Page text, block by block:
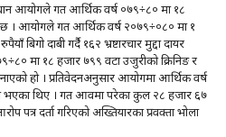
आयोगले गत आर्थिक वर्ष ०७९÷८० मा १८
छ । आयोगले गत आर्थिक वर्ष २०७९÷०८० मा १
दाबी गर्दै १६२ भ्रष्टारचार मुद्दा दायर
मा १८ हजार ७९९ वटा उजुरीको क्रिनिङ र
हो । प्रतिवेदनअनुसार आयोगमा आर्थिक वर्ष
भएका थिए । गत आवमा परेका कुल २८ हजार ६७
पत्र दर्ता गरिएको अख्तियारका प्रवक्ता भोला